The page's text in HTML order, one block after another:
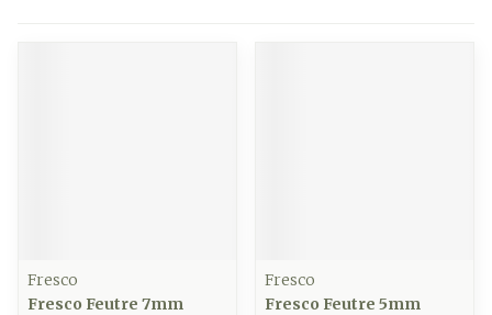
Fresco
Fresco Feutre 7mm
Fresco
Fresco Feutre 5mm